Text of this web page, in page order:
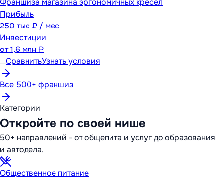
Франшиза магазина эргономичных кресел
Прибыль
250 тыс ₽ / мес
Инвестиции
от1,6 млн ₽
СравнитьУзнать условия
Все 500+ франшиз
Категории
Откройте по своей нише
50+ направлений - от общепита и услуг до образования
и автодела.
Общественное питание